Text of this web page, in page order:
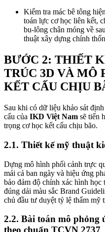
Kiểm tra mác bê tông
toán lực cơ học liên kết,
bu-lông chân móng về
thuật xây dựng chính
BƯỚC 2: THIẾT
TRÚC 3D VÀ MÔ
KẾT CẤU CHỊU
Sau khi có dữ liệu khảo sát
cấu của IKD Việt Nam sẽ tiến
trọng cơ học kết cấu chịu bão.
2.1. Thiết kế mỹ thuật
Dựng mô hình phối cảnh trực
mái cả ban ngày và hiệu ứng
bảo đảm độ chính xác hình
đúng dải màu sắc Brand
chủ đầu tư duyệt tỷ lệ thẩm mỹ
2.2. Bài toán mô phỏng
theo chuẩn TCVN 2737